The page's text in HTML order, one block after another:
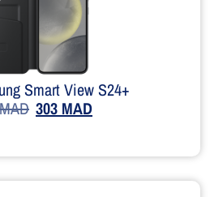
Smart View S24+
303 MAD